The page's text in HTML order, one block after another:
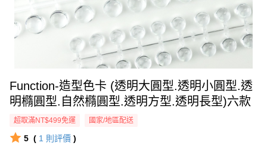
Function-造型色卡 (透明大圓型.透明小圓型.透
明橢圓型.自然橢圓型.透明方型.透明長型)六款
超取滿NT$499免運 國家/地區配送
5 ( 1 則評價 )